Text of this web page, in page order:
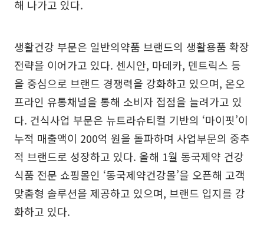
해 나가고 있다.
생활건강 부문은 일반의약품 브랜드의 생활용품 확장
전략을 이어가고 있다. 센시안, 마데카, 덴트릭스 등
을 중심으로 브랜드 경쟁력을 강화하고 있으며, 온오
프라인 유통채널을 통해 소비자 접점을 늘려가고 있
다. 건식사업 부문은 뉴트라슈티컬 기반의 ‘마이핏’이
누적 매출액이 200억 원을 돌파하며 사업부문의 중추
적 브랜드로 성장하고 있다. 올해 1월 동국제약 건강
식품 전문 쇼핑몰인 ‘동국제약건강몰’을 오픈해 고객
맞춤형 솔루션을 제공하고 있으며, 브랜드 입지를 강
화하고 있다.